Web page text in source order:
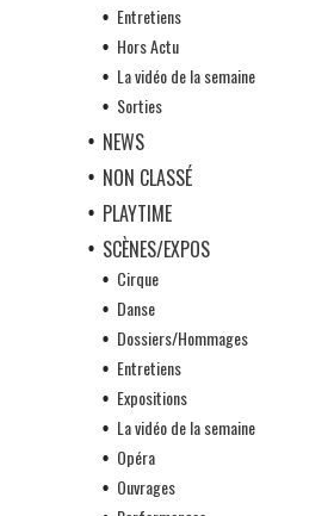
Entretiens
Hors Actu
La vidéo de la semaine
Sorties
NEWS
NON CLASSÉ
PLAYTIME
SCÈNES/EXPOS
Cirque
Danse
Dossiers/Hommages
Entretiens
Expositions
La vidéo de la semaine
Opéra
Ouvrages